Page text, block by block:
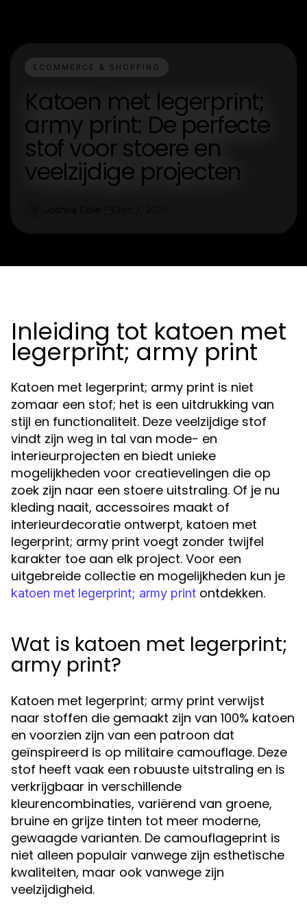
ECOMMERCE & SHOPPING
Katoen met legerprint;
army print: De perfecte
stof voor stoere en
veelzijdige projecten
Inleiding tot katoen met
legerprint; army print
Katoen met legerprint; army print is niet
zomaar een stof; het is een uitdrukking van
stijl en functionaliteit. Deze veelzijdige stof
vindt zijn weg in tal van mode- en
interieurprojecten en biedt unieke
mogelijkheden voor creatievelingen die op
zoek zijn naar een stoere uitstraling. Of je nu
kleding naait, accessoires maakt of
interieurdecoratie ontwerpt, katoen met
legerprint; army print voegt zonder twijfel
karakter toe aan elk project. Voor een
uitgebreide collectie en mogelijkheden kun je
katoen met legerprint; army print ontdekken.
Wat is katoen met legerprint;
army print?
Katoen met legerprint; army print verwijst
naar stoffen die gemaakt zijn van 100% katoen
en voorzien zijn van een patroon dat
geïnspireerd is op militaire camouflage. Deze
stof heeft vaak een robuuste uitstraling en is
verkrijgbaar in verschillende
kleurencombinaties, variërend van groene,
bruine en grijze tinten tot meer moderne,
gewaagde varianten. De camouflageprint is
niet alleen populair vanwege zijn esthetische
kwaliteiten, maar ook vanwege zijn
veelzijdigheid.